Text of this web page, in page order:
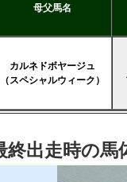
母父馬名
カルネドボヤージュ
（スペシャルウィーク）
終出走時の